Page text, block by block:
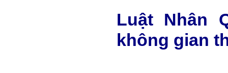
Luật Nhân
không gian